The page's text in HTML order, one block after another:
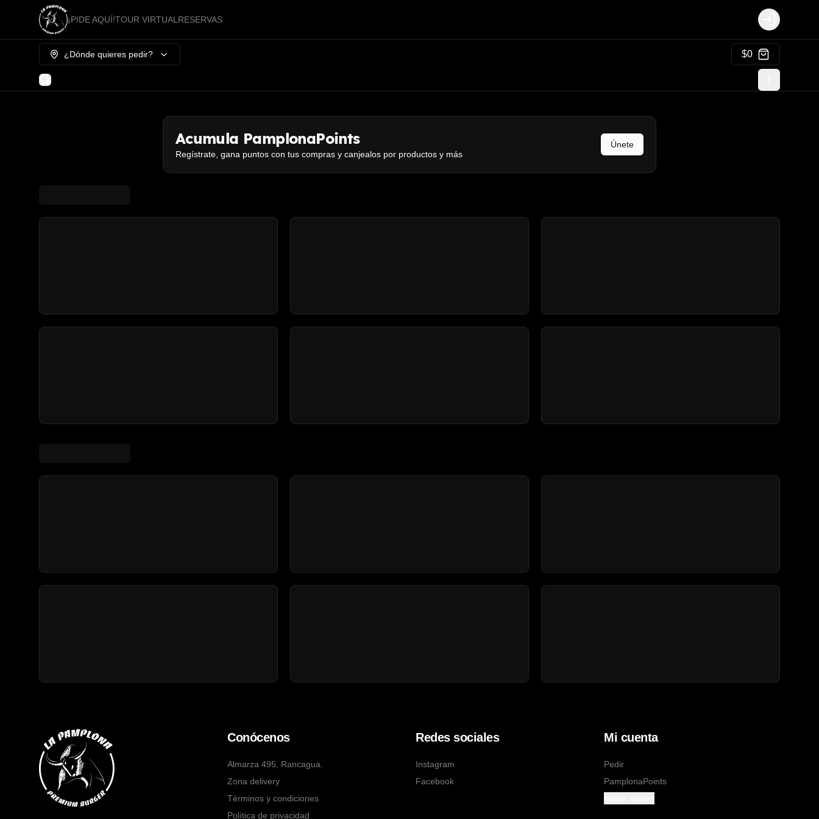
¡PIDE AQUÍ!TOUR VIRTUAL RESERVAS
Login
¿Dónde quieres pedir? $0
Acumula PamplonaPoints
Regístrate, gana puntos con tus compras y canjealos por productos y más
Únete
Conócenos
Almarza 495, Rancagua.
Zona delivery
Términos y condiciones
Política de privacidad
Redes sociales
Instagram
Facebook
Mi cuenta
Pedir
PamplonaPoints